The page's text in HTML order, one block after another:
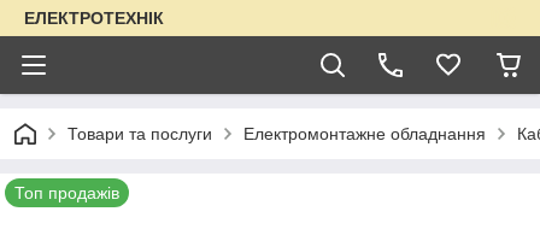
ЕЛЕКТРОТЕХНІК
Товари та послуги Електромонтажне обладнання
Топ продажів